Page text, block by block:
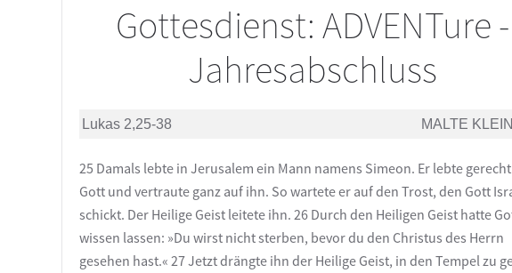
Gottesdienst: ADVENTure -
Jahresabschluss
Lukas 2,25-38 MALTE
25 Damals lebte in Jerusalem ein Mann namens Simeon. Er lebte
Gott und vertraute ganz auf ihn. So wartete er auf den Trost, den Gott
schickt. Der Heilige Geist leitete ihn. 26 Durch den Heiligen Geist hatte
wissen lassen: »Du wirst nicht sterben, bevor du den Christus des Herrn
gesehen hast.« 27 Jetzt drängte ihn der Heilige Geist, in den Tempel zu